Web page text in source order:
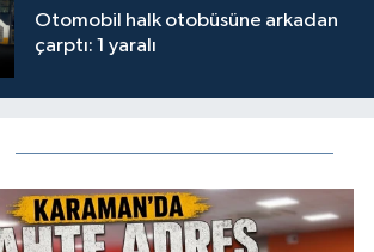
Otomobil halk otobüsüne arkadan
çarptı: 1 yaralı